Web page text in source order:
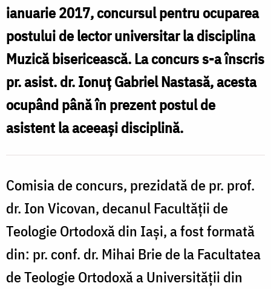
www.pemptousia.ro
ianuarie 2017, concursul pentru ocuparea
postului de lector universitar la disciplina
Muzică bisericească. La concurs s-a înscris
pr. asist. dr. Ionuţ Gabriel Nastasă, acesta
ocupând până în prezent postul de
asistent la aceeaşi disciplină.
Comisia de concurs, prezidată de pr. prof.
dr. Ion Vicovan, decanul Facultăţii de
Teologie Ortodoxă din Iaşi, a fost formată
din: pr. conf. dr. Mihai Brie de la Facultatea
de Teologie Ortodoxă a Universităţii din